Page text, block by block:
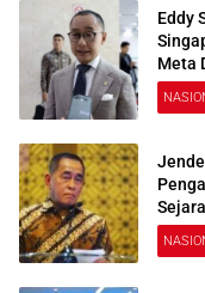
Eddy
Meta